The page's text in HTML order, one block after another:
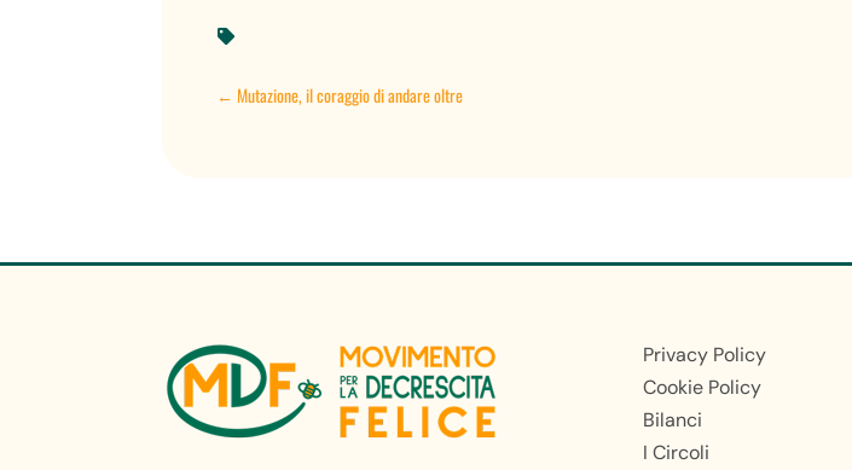

←Mutazione, il coraggio di andare oltre
Privacy Policy
Cookie Policy
Bilanci
I Circoli